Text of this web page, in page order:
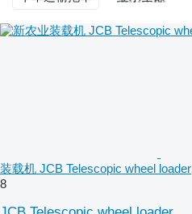
装载机 JCB Telescopic wheel loader
8